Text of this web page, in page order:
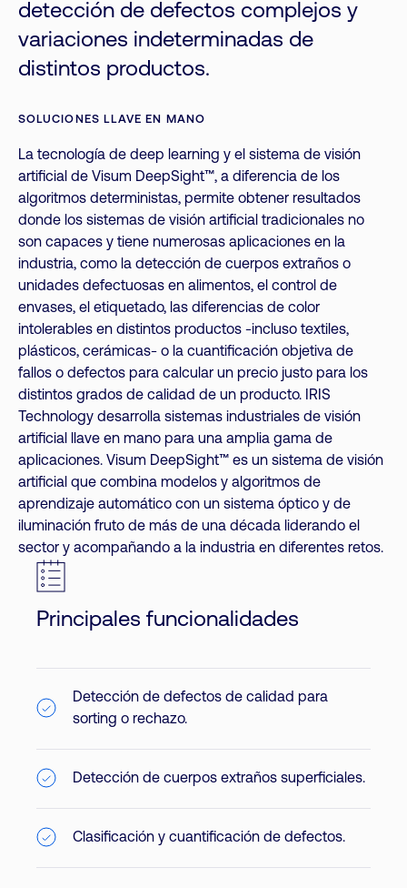
detección de defectos complejos y
variaciones indeterminadas de
distintos productos.
SOLUCIONES LLAVE EN MANO
La tecnología de deep learning y el sistema de visión
artificial de Visum DeepSight™, a diferencia de los
algoritmos deterministas, permite obtener resultados
donde los sistemas de visión artificial tradicionales no
son capaces y tiene numerosas aplicaciones en la
industria, como la detección de cuerpos extraños o
unidades defectuosas en alimentos, el control de
envases, el etiquetado, las diferencias de color
intolerables en distintos productos -incluso textiles,
plásticos, cerámicas- o la cuantificación objetiva de
fallos o defectos para calcular un precio justo para los
distintos grados de calidad de un producto. IRIS
Technology desarrolla sistemas industriales de visión
artificial llave en mano para una amplia gama de
aplicaciones. Visum DeepSight™ es un sistema de visión
artificial que combina modelos y algoritmos de
aprendizaje automático con un sistema óptico y de
iluminación fruto de más de una década liderando el
sector y acompañando a la industria en diferentes retos.
Principales funcionalidades
Detección de defectos de calidad para
sorting o rechazo.
Detección de cuerpos extraños superficiales.
Clasificación y cuantificación de defectos.